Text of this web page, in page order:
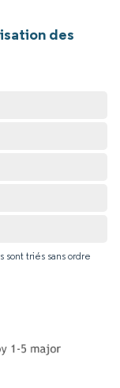
des
sont triés sans ordre